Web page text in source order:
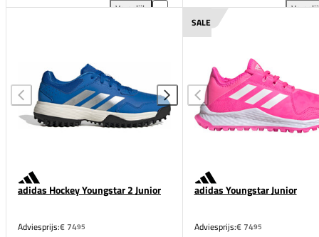
Vergelijk
ASICS Gel-Peake 3 Junior toevoegen aan
adidas Hockey Youngstar 2 Junior
Adviesprijs:€ 7495
SALE
adidas Youngstar Junior
Adviesprijs:€ 7495